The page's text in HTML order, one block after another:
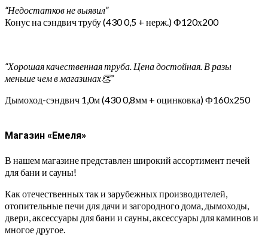
“Недостатков не выявил”
Конус на сэндвич трубу (430 0,5 + нерж.) Ф120х200
“Хорошая качественная труба. Цена достойная. В разы
меньше чем в магазинах👏”
Дымоход-сэндвич 1,0м (430 0,8мм + оцинковка) Ф160х250
Магазин «Емеля»
В нашем магазине представлен широкий ассортимент печей
для бани и сауны!
Как отечественных так и зарубежных производителей,
отопительные печи для дачи и загородного дома, дымоходы,
двери, аксессуары для бани и сауны, аксессуары для каминов и
многое другое.